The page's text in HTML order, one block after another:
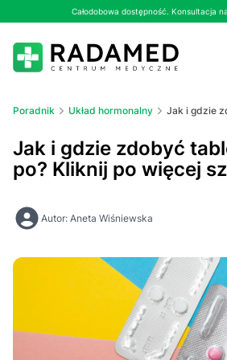
Całodobowa dostępność. Konsultacja
Poradnik Układ hormonalny Jak i gdzie
Jak i gdzie zdobyć
po? Kliknij po więcej
Autor: Aneta Wiśniewska